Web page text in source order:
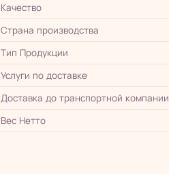
Качество
Страна производства
Тип Продукции
Услуги по доставке
Доставка до транспортной компании
Вес Нетто